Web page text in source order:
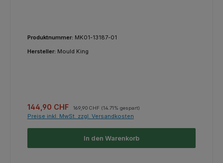
Produktnummer: MK01-13187-01
Hersteller: Mould King
Verkaufspreis:
144,90 CHF 169,90 CHF (14.71% gespart)
Preise inkl. MwSt. zzgl. Versandkosten
In den Warenkorb